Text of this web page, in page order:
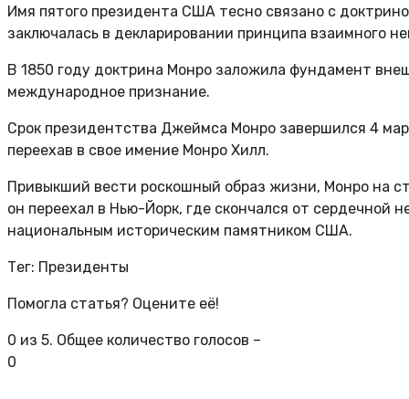
Имя пятого президента США тесно связано с
заключалась в декларировании принципа взаимного
В 1850 году доктрина Монро заложила фундамент
международное признание.
Срок президентства Джеймса Монро завершился 4
переехав в свое имение Монро Хилл.
Привыкший вести роскошный образ жизни, Монро на
он переехал в Нью-Йорк, где скончался от сердечной
национальным историческим памятником США.
Тег: Президенты
Помогла статья? Оцените её!
0 из 5. Общее количество голосов –
0